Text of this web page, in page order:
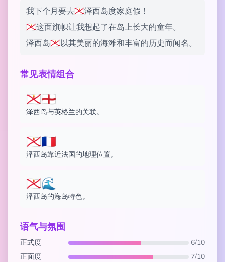
我下个月要去🇯🇪泽西岛度家庭假！
🇯🇪这面旗帜让我想起了在岛上长大的童年。
泽西岛🇯🇪以其美丽的海滩和丰富的历史而闻名。
常见表情组合
🇯🇪🏴󠁧󠁢󠁥󠁮󠁧󠁿
泽西岛与英格兰的关联。
🇯🇪🇫🇷
泽西岛靠近法国的地理位置。
🇯🇪🌊
泽西岛的海岛特色。
语气与氛围
正式度
6/10
正面度
7/10